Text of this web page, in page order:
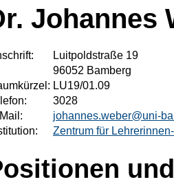
Johannes
Luitpoldstraße 19
96052 Bamberg
LU19/01.09
3028
johannes.weber@uni-
Zentrum für